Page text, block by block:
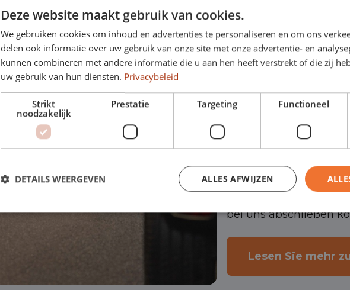
Zulassung?
Wenn Sie eine BKR-
wünschen, können
Unsere
dabei nicht nur Ihre
um sich ein
selbst und verwenden
in vielen Fällen auch
bei uns abschließen
Lesen Sie mehr
Deze website maakt gebruik van cookies.
We gebruiken cookies om inhoud en advertenties te personaliseren en om ons
delen ook informatie over uw gebruik van onze site met onze advertentie- en
kunnen combineren met andere informatie die u aan hen heeft verstrekt of die zij
uw gebruik van hun diensten. Privacybeleid
Strikt
noodzakelijk
Prestatie Targeting Functioneel
ALLES AFWIJZEN
DETAILS WEERGEVEN